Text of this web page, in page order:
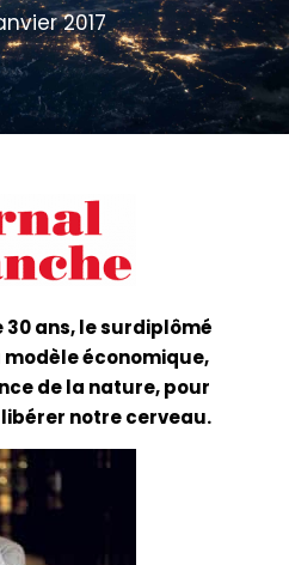
2017
30 ans, le surdiplômé
économique,
de la nature, pour
notre cerveau.